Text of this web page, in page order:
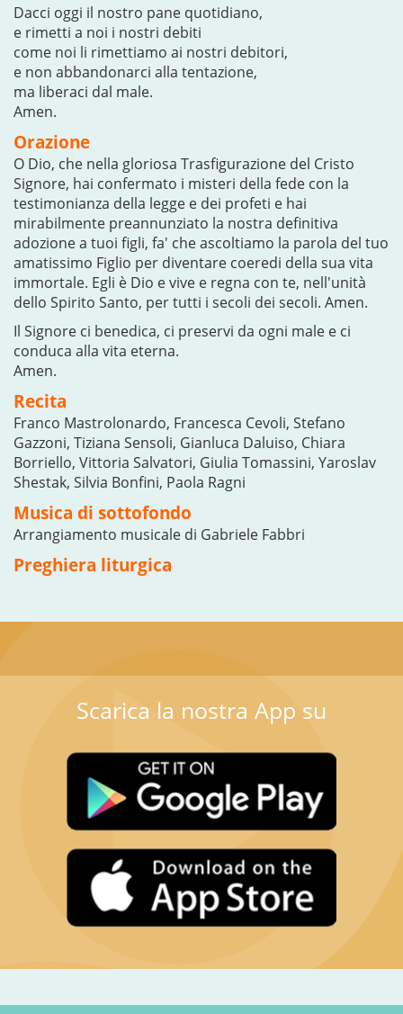
Dacci oggi il nostro pane quotidiano,
e rimetti a noi i nostri debiti
come noi li rimettiamo ai nostri debitori,
e non abbandonarci alla tentazione,
ma liberaci dal male.
Amen.
Orazione
O Dio, che nella gloriosa Trasfigurazione del Cristo
Signore, hai confermato i misteri della fede con la
testimonianza della legge e dei profeti e hai
mirabilmente preannunziato la nostra definitiva
adozione a tuoi figli, fa' che ascoltiamo la parola del tuo
amatissimo Figlio per diventare coeredi della sua vita
immortale. Egli è Dio e vive e regna con te, nell'unità
dello Spirito Santo, per tutti i secoli dei secoli. Amen.
Il Signore ci benedica, ci preservi da ogni male e ci
conduca alla vita eterna.
Amen.
Recita
Franco Mastrolonardo, Francesca Cevoli, Stefano
Gazzoni, Tiziana Sensoli, Gianluca Daluiso, Chiara
Borriello, Vittoria Salvatori, Giulia Tomassini, Yaroslav
Shestak, Silvia Bonfini, Paola Ragni
Musica di sottofondo
Arrangiamento musicale di Gabriele Fabbri
Preghiera liturgica
Scarica la nostra App su